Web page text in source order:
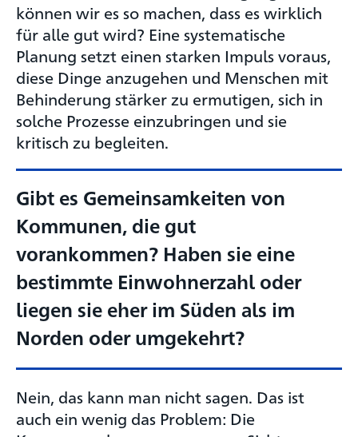
können wir es so machen, dass es wirklich
für alle gut wird? Eine systematische
Planung setzt einen starken Impuls voraus,
diese Dinge anzugehen und Menschen mit
Behinderung stärker zu ermutigen, sich in
solche Prozesse einzubringen und sie
kritisch zu begleiten.
Gibt es Gemeinsamkeiten von
Kommunen, die gut
vorankommen? Haben sie eine
bestimmte Einwohnerzahl oder
liegen sie eher im Süden als im
Norden oder umgekehrt?
Nein, das kann man nicht sagen. Das ist
auch ein wenig das Problem: Die